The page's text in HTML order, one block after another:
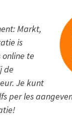
Markt,
is
te
de
Je kunt
per les